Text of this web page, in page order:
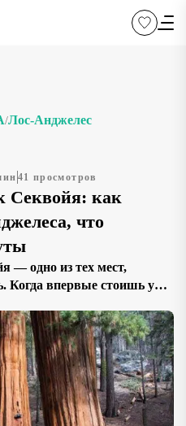
/Лос-Анджелес
41 просмотров
Секвойя: как
что
— одно из тех мест,
Когда впервые стоишь у
времени чувствуются
— это не просто парк, а
дерево кажется
ещё не существовало